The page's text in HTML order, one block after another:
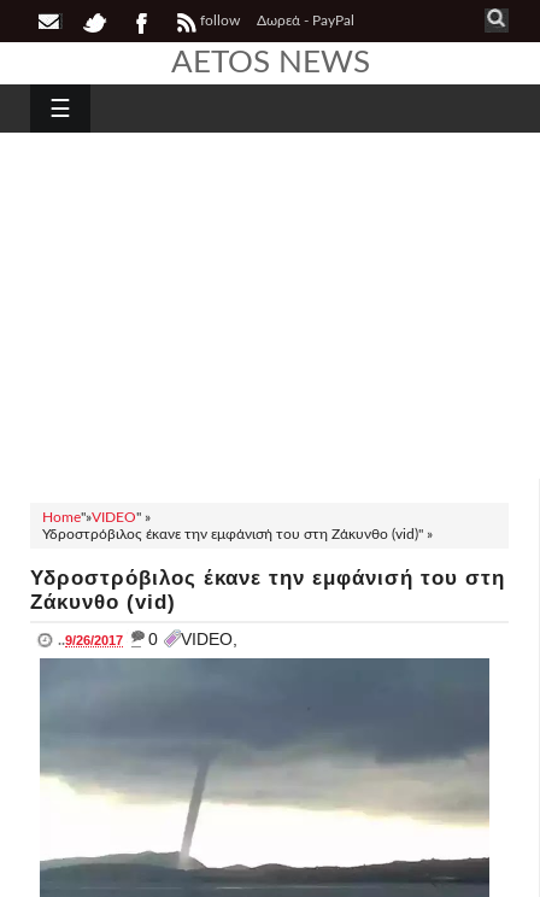
follow Δωρεά - PayPal
AETOS NEWS
☰
Home"»VIDEO" »
Υδροστρόβιλος έκανε την εμφάνισή του στη Ζάκυνθο (vid)" »
Υδροστρόβιλος έκανε την εμφάνισή του στη
Ζάκυνθο (vid)
..9/26/2017 _ 0 VIDEO,